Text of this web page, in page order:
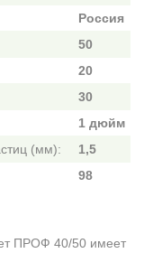
Россия
50
20
30
1 дюйм
(мм):
1,5
98
ПРОФ 40/50 имеет